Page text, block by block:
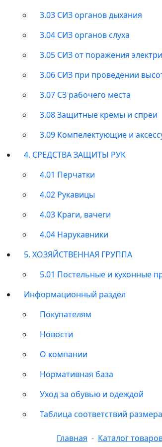
3.03 СИЗ органов дыхания
3.04 СИЗ органов слуха
3.05 СИЗ от поражения
3.06 СИЗ при проведении
3.07 СЗ рабочего места
3.08 Защитные кремы и спреи
3.09 Компелектующие и
4. СРЕДСТВА ЗАЩИТЫ РУК
4.01 Перчатки
4.02 Рукавицы
4.03 Краги, вачеги
4.04 Нарукавники
5. ХОЗЯЙСТВЕННАЯ ГРУППА
5.01 Постельные и кухонные
Информационный раздел
Покупателям
Новости
О компании
Нормативная база
Уход за обувью и одеждой
Таблица соответствий размера
Главная Каталог